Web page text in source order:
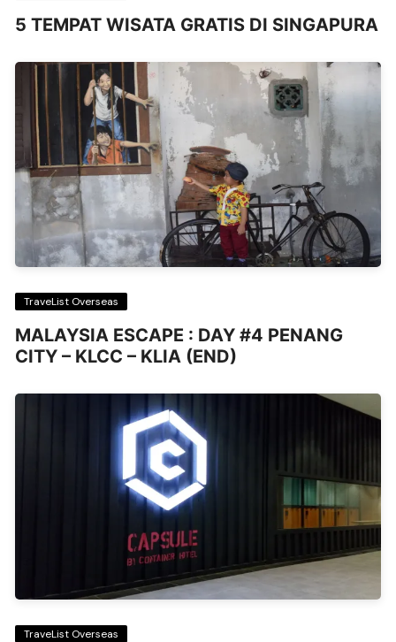
5 TEMPAT WISATA GRATIS DI SINGAPURA
TraveList Overseas
MALAYSIA ESCAPE : DAY #4 PENANG
CITY – KLCC – KLIA (END)
TraveList Overseas